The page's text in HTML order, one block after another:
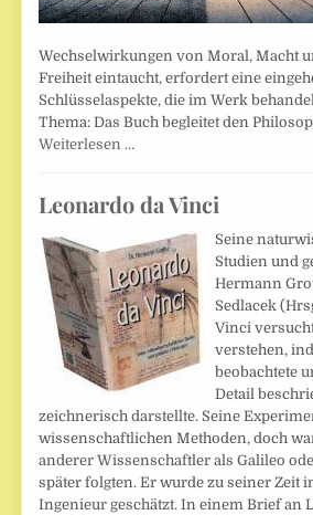
Wechselwirkungen von Moral, Macht
Freiheit eintaucht, erfordert eine
Schlüsselaspekte, die im Werk
Thema: Das Buch begleitet den
Weiterlesen …
Leonardo da Vinci
Seine
Studien und
Hermann
Sedlacek
Vinci
verstehen,
beobachtete
Detail
zeichnerisch darstellte. Seine
wissenschaftlichen Methoden, doch
anderer Wissenschaftler als Galileo
später folgten. Er wurde zu seiner Zeit
Ingenieur geschätzt. In einem Brief an